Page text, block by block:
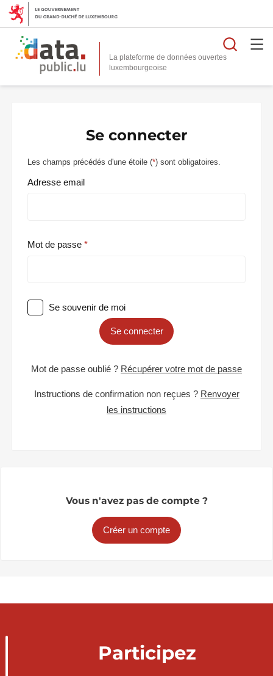
La plateforme de données ouvertes
Se connecter
Les champs précédés d'une étoile (*) sont obligatoires.
Adresse email
Mot de passe
Se souvenir de moi
Se connecter
Mot de passe oublié ? Récupérer votre mot de passe
Instructions de confirmation non reçues ? Renvoyer
les instructions
Vous n'avez pas de compte ?
Créer un compte
Participez